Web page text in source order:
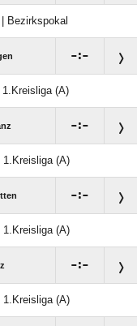
Bezirkspokal
:
(A)
:
1.Kreisliga (A)
:
1.Kreisliga (A)
:
1.Kreisliga (A)